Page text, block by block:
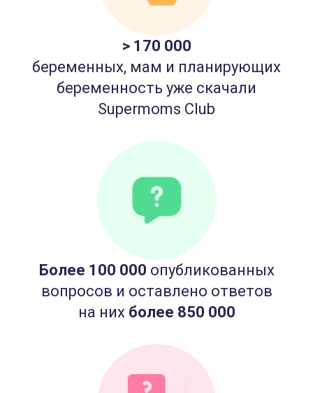
> 170 000
беременных, мам и планирующих
беременность уже скачали
Supermoms Club
Более 100 000 опубликованных
вопросов и оставлено ответов
на них более 850 000